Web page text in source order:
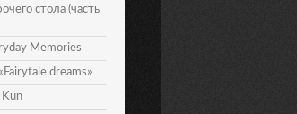
стола (часть
Memories
dreams»
Kun